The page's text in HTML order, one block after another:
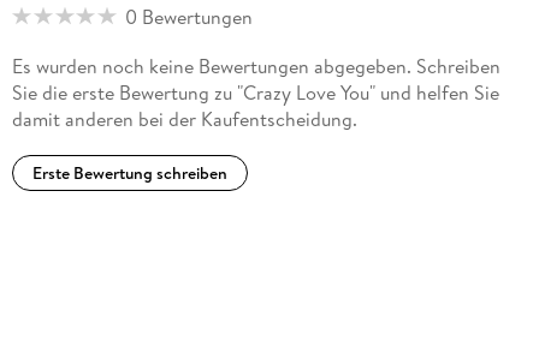
0 Bewertungen
Es wurden noch keine Bewertungen abgegeben. Schreiben
Sie die erste Bewertung zu "Crazy Love You" und helfen Sie
damit anderen bei der Kaufentscheidung.
Erste Bewertung schreiben